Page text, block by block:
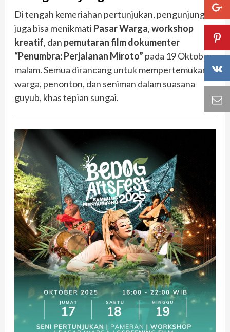
Di tengah kemeriahan pertunjukan, pengunjung
juga bisa menikmati Pasar Warga,workshop
kreatif, dan pemutaran film dokumenter
“Penumbra: Perjalanan Miroto” pada 19 Oktober
malam. Semua dirancang untuk mempertemukan
warga, penonton, dan seniman dalam suasana
guyub, khas tepian sungai.